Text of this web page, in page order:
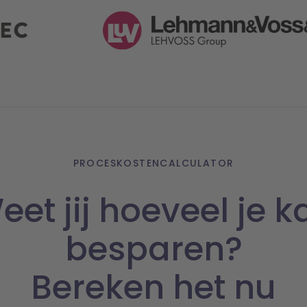
PROCESKOSTENCALCULATOR
jij hoeveel je
besparen?
Bereken het nu